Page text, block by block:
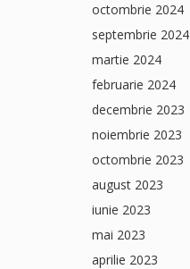
octombrie 2024
septembrie 2024
martie 2024
februarie 2024
decembrie 2023
noiembrie 2023
octombrie 2023
august 2023
iunie 2023
mai 2023
aprilie 2023